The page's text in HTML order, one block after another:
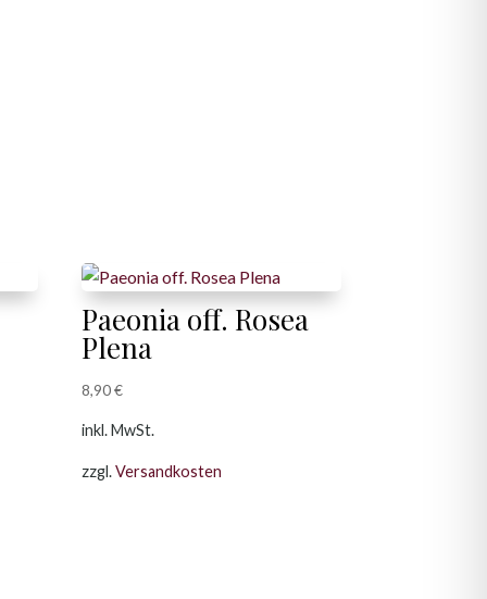
Paeonia off. Rosea
Plena
8,90€
inkl. MwSt.
zzgl.Versandkosten